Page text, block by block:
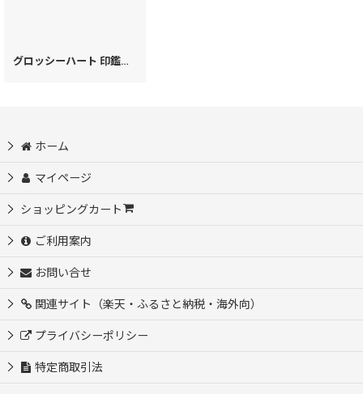
グロッシーハート 印鑑入れ［t］
ホーム
マイページ
ショッピングカート
ご利用案内
お問い合せ
関連サイト（楽天・ふるさと納税・海外向）
プライバシーポリシー
特定商取引法